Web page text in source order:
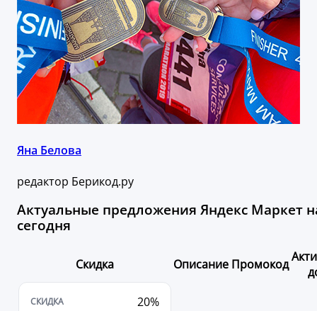
Яна Белова
редактор Берикод.ру
Актуальные предложения Яндекс Маркет
сегодня
Скидка Описание Промокод
20%